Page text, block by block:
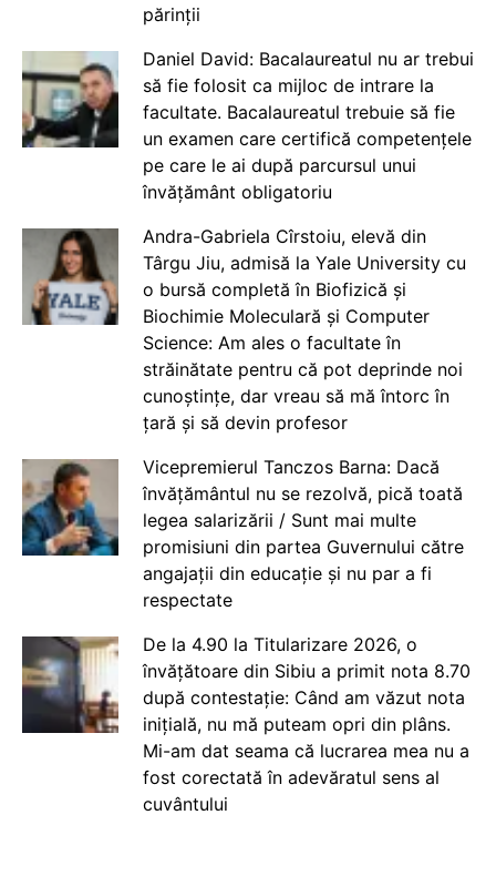
părinții
Daniel David: Bacalaureatul nu ar trebui
să fie folosit ca mijloc de intrare la
facultate. Bacalaureatul trebuie să fie
un examen care certifică competențele
pe care le ai după parcursul unui
învățământ obligatoriu
Andra-Gabriela Cîrstoiu, elevă din
Târgu Jiu, admisă la Yale University cu
o bursă completă în Biofizică și
Biochimie Moleculară și Computer
Science: Am ales o facultate în
străinătate pentru că pot deprinde noi
cunoștințe, dar vreau să mă întorc în
țară și să devin profesor
Vicepremierul Tanczos Barna: Dacă
învățământul nu se rezolvă, pică toată
legea salarizării / Sunt mai multe
promisiuni din partea Guvernului către
angajații din educație și nu par a fi
respectate
De la 4.90 la Titularizare 2026, o
învățătoare din Sibiu a primit nota 8.70
după contestație: Când am văzut nota
inițială, nu mă puteam opri din plâns.
Mi-am dat seama că lucrarea mea nu a
fost corectată în adevăratul sens al
cuvântului